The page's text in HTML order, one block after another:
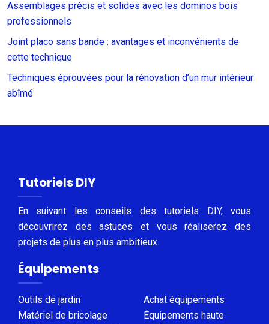
Assemblages précis et solides avec les dominos bois
professionnels
Joint placo sans bande : avantages et inconvénients de
cette technique
Techniques éprouvées pour la rénovation d’un mur intérieur
abîmé
Tutoriels DIY
En suivant les conseils des tutoriels DIY, vous
découvrirez des astuces et vous réaliserez des
projets de plus en plus ambitieux.
Équipements
Outils de jardin
Matériel de bricolage
Achat équipements
Équipements haute